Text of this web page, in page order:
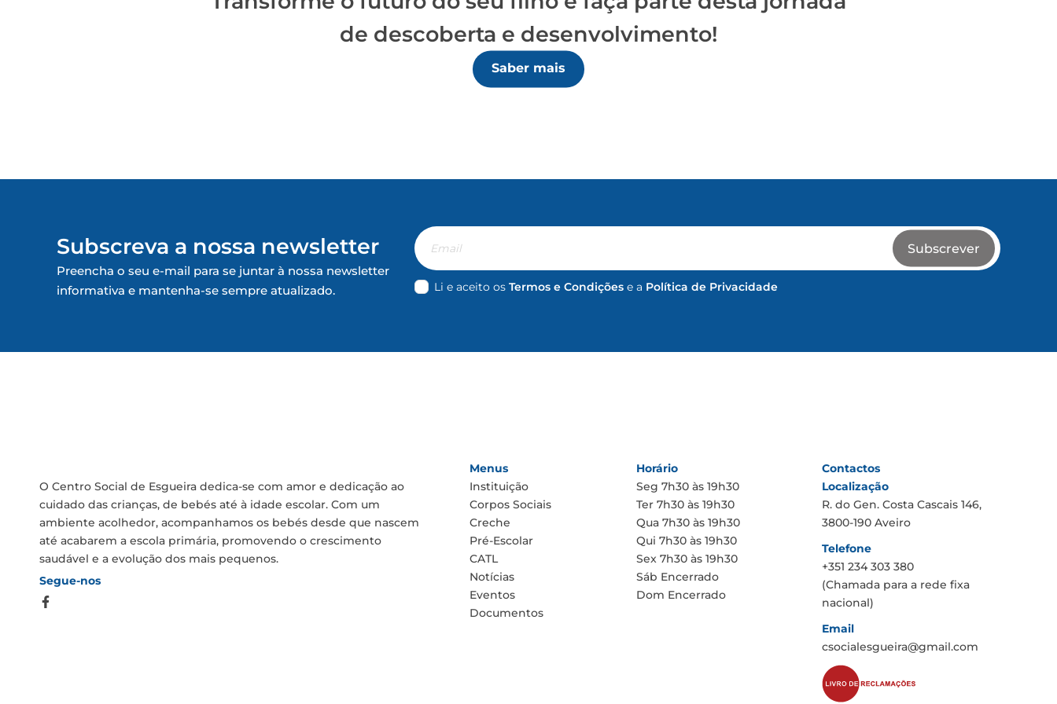
de descoberta e desenvolvimento!
Saber mais
Subscreva a nossa newsletter
Preencha o seu e-mail para se juntar à nossa newsletter
informativa e mantenha-se sempre atualizado.
Subscrever
Li e aceito os Termos e Condições e a Política de Privacidade
O Centro Social de Esgueira dedica-se com amor e dedicação ao
cuidado das crianças, de bebés até à idade escolar. Com um
ambiente acolhedor, acompanhamos os bebés desde que nascem
até acabarem a escola primária, promovendo o crescimento
saudável e a evolução dos mais pequenos.
Segue-nos
Menus
Instituição
Corpos Sociais
Creche
Pré-Escolar
CATL
Notícias
Eventos
Documentos
Horário
Seg 7h30 às 19h30
Ter 7h30 às 19h30
Qua 7h30 às 19h30
Qui 7h30 às 19h30
Sex 7h30 às 19h30
Sáb Encerrado
Dom Encerrado
Contactos
Localização
R. do Gen. Costa Cascais 146,
3800-190 Aveiro
Telefone
+351 234 303 380
(Chamada para a rede fixa
nacional)
Email
csocialesgueira@gmail.com